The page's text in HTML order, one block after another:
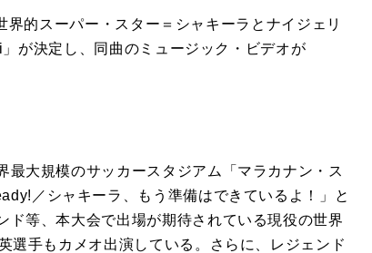
的スーパー・スター＝シャキーラとナイジェリ
が決定し、同曲のミュージック・ビデオが
大規模のサッカースタジアム「マラカナン・ス
／シャキーラ、もう準備はできているよ！」と
等、本大会で出場が期待されている現役の世界
選手もカメオ出演している。さらに、レジェンド